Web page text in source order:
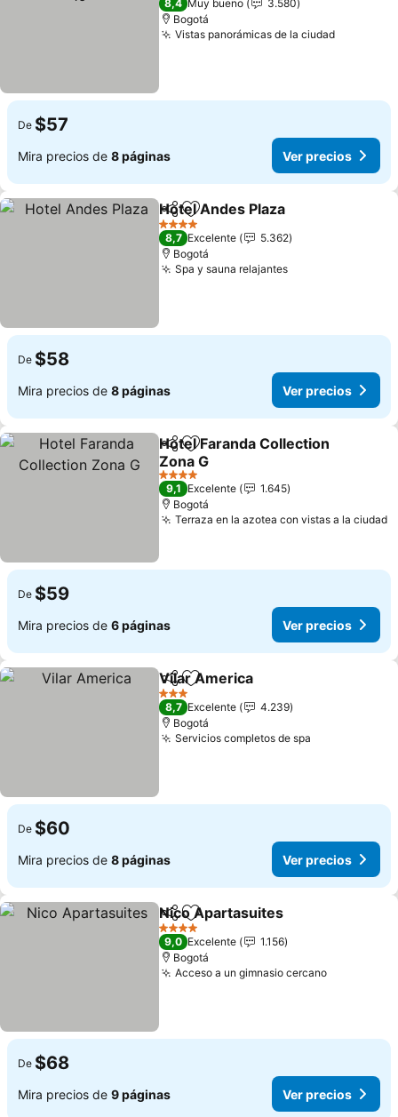
8,4 Muy bueno
3.580
Bogotá
Vistas panorámicas de la ciudad
De $57
Mira precios de 8 páginas Ver precios
CompartirAgregar a favoritos
Hotel Andes Plaza
4 Estrellas
8,7 Excelente
5.362
Bogotá
Spa y sauna relajantes
De $58
Mira precios de 8 páginas Ver precios
CompartirAgregar a favoritos
Hotel Faranda Collection
Zona G
4 Estrellas
9,1 Excelente
1.645
Bogotá
Terraza en la azotea con vistas a la ciudad
De $59
Mira precios de 6 páginas Ver precios
CompartirAgregar a favoritos
Vilar America
3 Estrellas
8,7 Excelente
4.239
Bogotá
Servicios completos de spa
De $60
Mira precios de 8 páginas Ver precios
CompartirAgregar a favoritos
Nico Apartasuites
4 Estrellas
9,0 Excelente
1.156
Bogotá
Acceso a un gimnasio cercano
De $68
Mira precios de 9 páginas Ver precios